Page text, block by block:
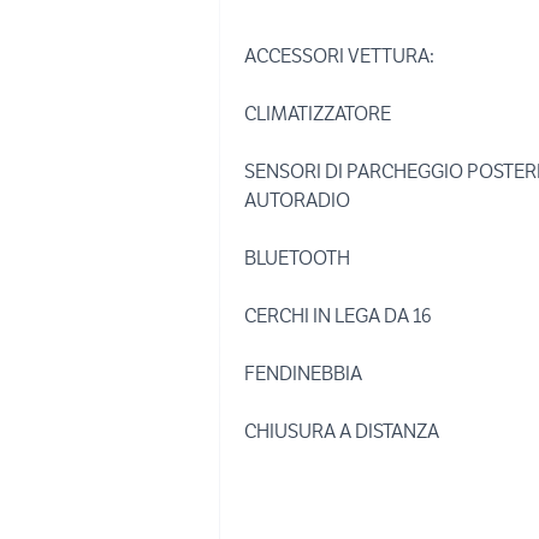
ACCESSORI VETTURA:
CLIMATIZZATORE
SENSORI DI PARCHEGGIO
AUTORADIO
BLUETOOTH
CERCHI IN LEGA DA 16
FENDINEBBIA
CHIUSURA A DISTANZA